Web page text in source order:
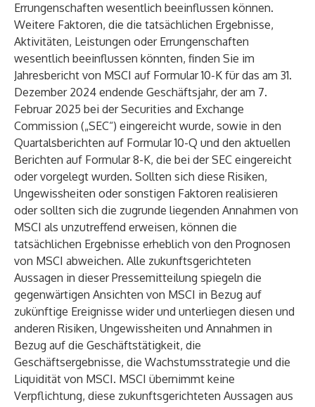
Errungenschaften wesentlich beeinflussen können.
Weitere Faktoren, die die tatsächlichen Ergebnisse,
Aktivitäten, Leistungen oder Errungenschaften
wesentlich beeinflussen könnten, finden Sie im
Jahresbericht von MSCI auf Formular 10-K für das am 31.
Dezember 2024 endende Geschäftsjahr, der am 7.
Februar 2025 bei der Securities and Exchange
Commission („SEC“) eingereicht wurde, sowie in den
Quartalsberichten auf Formular 10-Q und den aktuellen
Berichten auf Formular 8-K, die bei der SEC eingereicht
oder vorgelegt wurden. Sollten sich diese Risiken,
Ungewissheiten oder sonstigen Faktoren realisieren
oder sollten sich die zugrunde liegenden Annahmen von
MSCI als unzutreffend erweisen, können die
tatsächlichen Ergebnisse erheblich von den Prognosen
von MSCI abweichen. Alle zukunftsgerichteten
Aussagen in dieser Pressemitteilung spiegeln die
gegenwärtigen Ansichten von MSCI in Bezug auf
zukünftige Ereignisse wider und unterliegen diesen und
anderen Risiken, Ungewissheiten und Annahmen in
Bezug auf die Geschäftstätigkeit, die
Geschäftsergebnisse, die Wachstumsstrategie und die
Liquidität von MSCI. MSCI übernimmt keine
Verpflichtung, diese zukunftsgerichteten Aussagen aus